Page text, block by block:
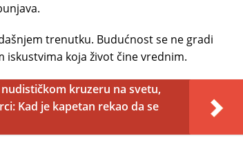
trenutku. Budućnost se ne gradi
iskustvima koja život čine vrednim.
kruzeru na svetu,
Kad je kapetan rekao da se